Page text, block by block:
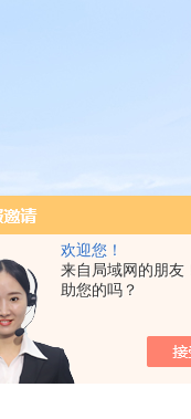
欢迎您！
来自局域网的朋友
助您的吗？